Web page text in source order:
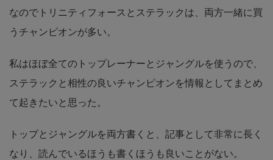
なのでトリニティフォースとステラックは、両方一緒に買
うチャンピオンが多い。
私はほぼ全てのトップレーナーとジャングルを使うので、
ステラックと相性の良いチャンピオンを情報としてまとめ
て起きたいと思った。
トップとジャングルを両方書くと、記事として非常に長く
なり、読んでいるほうも書くほうも良いことがない。